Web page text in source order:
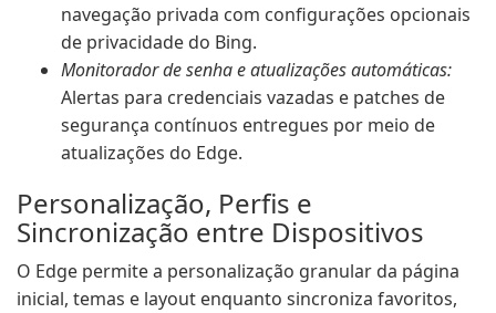
navegação privada com configurações opcionais
de privacidade do Bing.
Monitorador de senha e atualizações automáticas:
Alertas para credenciais vazadas e patches de
segurança contínuos entregues por meio de
atualizações do Edge.
Personalização, Perfis e
Sincronização entre Dispositivos
O Edge permite a personalização granular da página
inicial, temas e layout enquanto sincroniza favoritos,